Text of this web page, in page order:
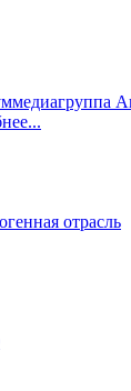
медиагруппа
отрасль